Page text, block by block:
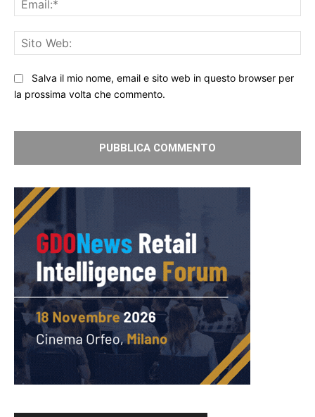
Salva il mio nome, email e sito web in questo browser per
la prossima volta che commento.